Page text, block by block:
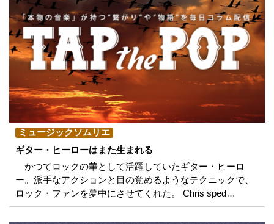
ミュージックソムリエ
ギター・ヒーローはまた生まれる
かつてロックの華として活躍していたギター・ヒーロ
ー。派手なアクションと目の覚めるようなテクニックで、
ロック・ファンを夢中にさせてくれた。 Chris sped…